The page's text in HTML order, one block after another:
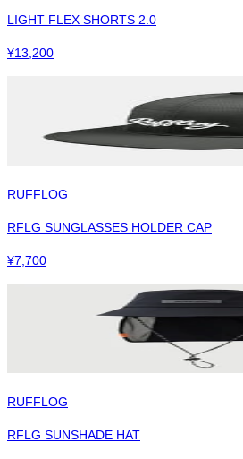
LIGHT FLEX SHORTS 2.0
¥13,200
RUFFLOG
RFLG SUNGLASSES HOLDER CAP
¥7,700
RUFFLOG
RFLG SUNSHADE HAT